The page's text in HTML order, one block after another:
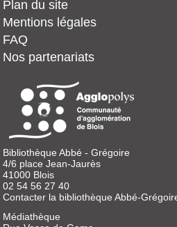
Plan du site
Mentions légales
FAQ
Nos partenariats
Bibliothèque Abbé - Grégoire
4/6 place Jean-Jaurès
41000 Blois
02 54 56 27 40
Contacter la bibliothèque Abbé-
Médiathèque